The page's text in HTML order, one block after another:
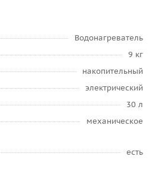
Водонагреватель
9 кг
накопительный
электрический
30 л
механическое
есть